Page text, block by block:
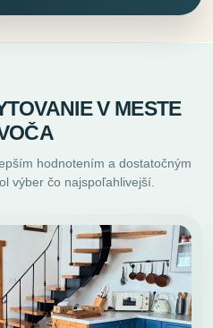
V MESTE
hodnotením a dostatočným
výber čo najspoľahlivejší.